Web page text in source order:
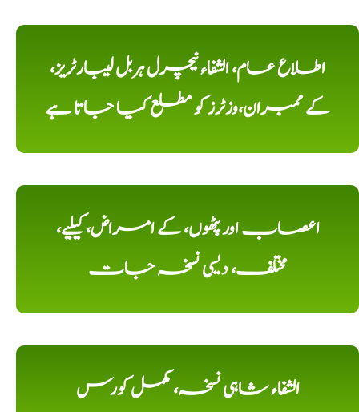
اطلاع عام، الشفاء نیچرل ہربل لیبارٹریز،
کے ممبران،وزٹرز کو مطلع کیا جاتا ہے
اعصاب اور پٹھوں، کے امراض، کیلیے،
مختلف، دیسی نسخہ جات
الشفاء شاہی نسخہ، مکمل کورس